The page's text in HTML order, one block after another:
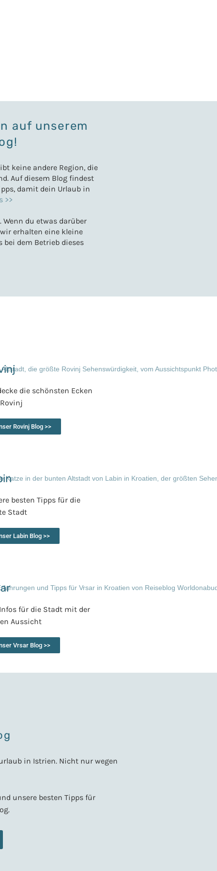
auf unserem
keine andere Region, die
Auf diesem Blog findest
damit dein Urlaub in
>>
du etwas darüber
erhalten eine kleine
dem Betrieb dieses
die schönsten Ecken
Rovinj Blog >>
besten Tipps für die
Stadt
Labin Blog >>
für die Stadt mit der
Aussicht
Vrsar Blog >>
in Istrien. Nicht nur wegen
unsere besten Tipps für